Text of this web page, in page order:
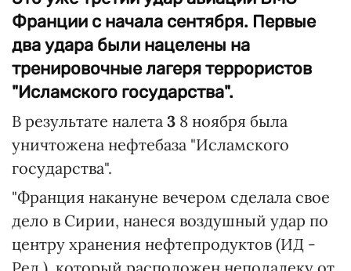
Франции с начала сентября. Первые
два удара были нацелены на
тренировочные лагеря террористов
"Исламского государства".
В результате налета 3 8 ноября была
уничтожена нефтебаза "Исламского
государства".
"Франция накануне вечером сделала свое
дело в Сирии, нанеся воздушный удар по
центру хранения нефтепродуктов (ИД -